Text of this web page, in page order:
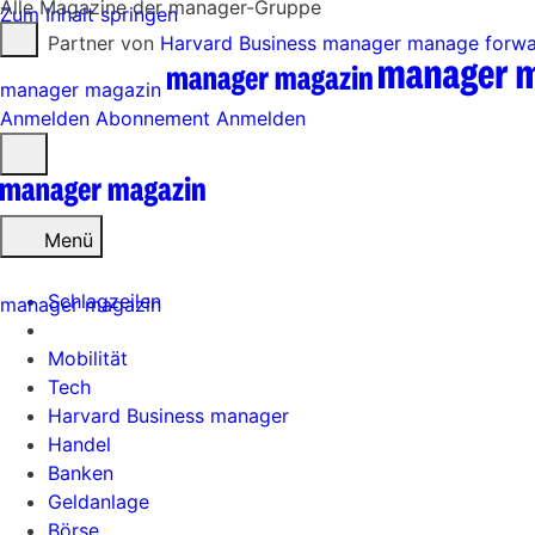
Zum Inhalt springen
Partner von Harvard Business manager manage
manager magazin
Anmelden Abonnement Anmelden
öffnen
Menü
Schlagzeilen
Mobilität
Tech
Harvard Business manager
Handel
Banken
Geldanlage
Börse
Alle Magazine der manager-Gruppe
manager magazin